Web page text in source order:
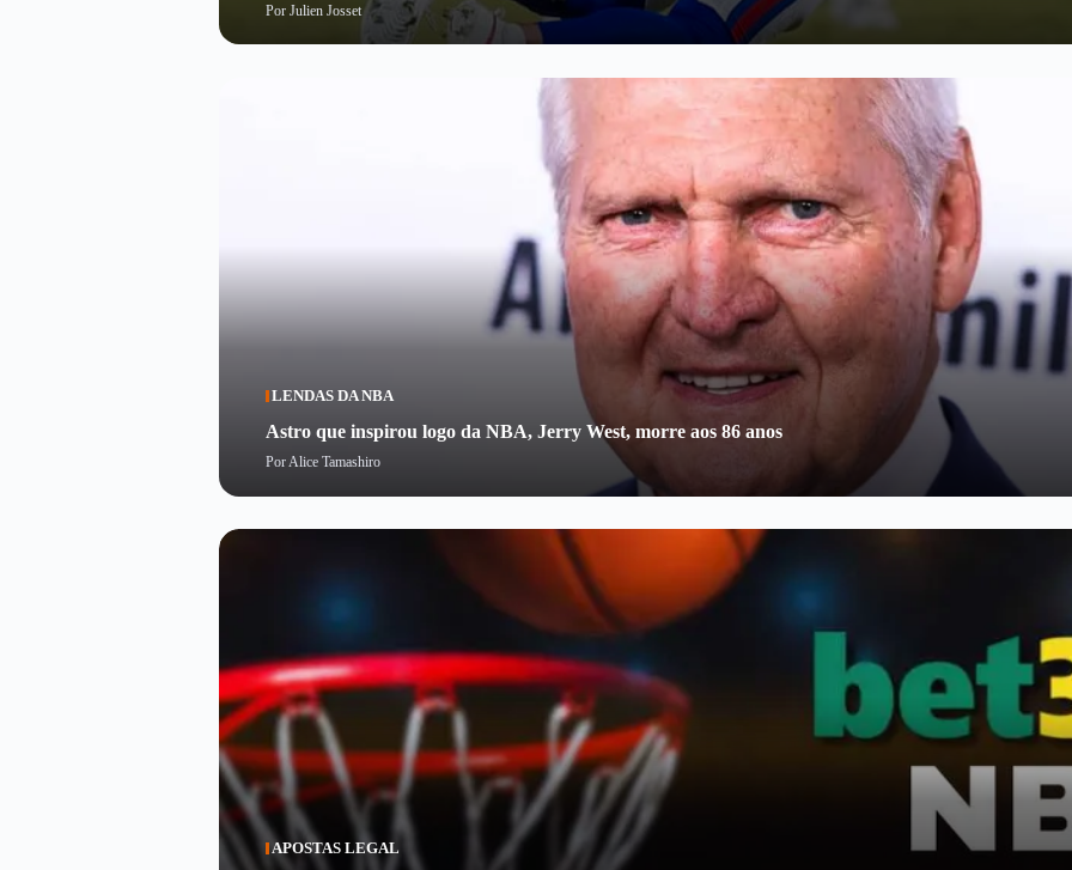
PorJulien Josset
LENDAS DA NBA
Astro que inspirou logo da NBA, Jerry West, morre aos 86 anos
PorAlice Tamashiro
APOSTAS LEGAL